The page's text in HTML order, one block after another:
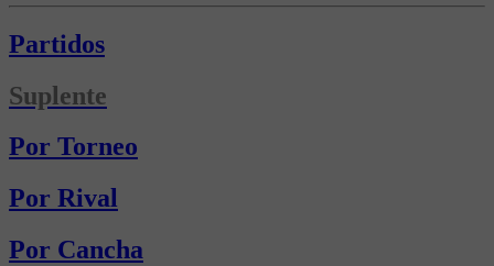
Partidos
Suplente
Por Torneo
Por Rival
Por Cancha